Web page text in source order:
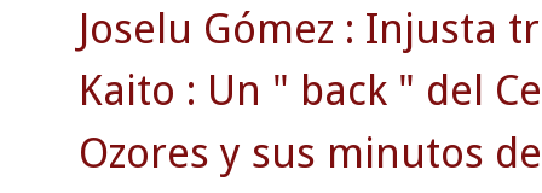
Joselu Gómez : Injusta
Kaito : Un " back " del
Ozores y sus minutos